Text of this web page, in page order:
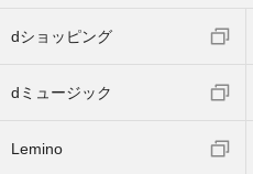
dショッピング
dミュージック
Lemino